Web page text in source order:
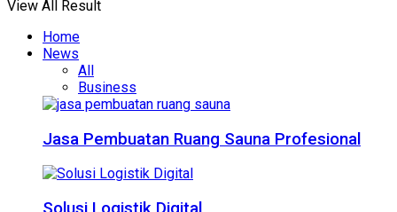
View All Result
Home
News
All
Business
Jasa Pembuatan Ruang Sauna Profesional